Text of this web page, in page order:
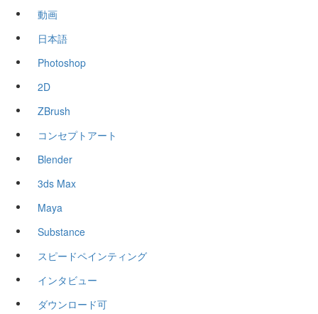
動画
日本語
Photoshop
2D
ZBrush
コンセプトアート
Blender
3ds Max
Maya
Substance
スピードペインティング
インタビュー
ダウンロード可